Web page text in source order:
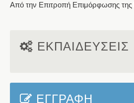
Από την Επιτροπή Επιμόρφωσης της
ΕΚΠΑΙΔΕΥΣΕΙΣ
ΕΓΓΡΑΦΗ